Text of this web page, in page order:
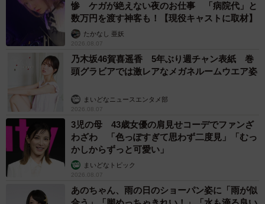
惨 ケガが絶えない夜のお仕事 「病院代」と
数万円を渡す神客も！【現役キャストに取材】
たかなし 亜妖
2026.08.07
乃木坂46賀喜遥香 5年ぶり週チャン表紙 巻
頭グラビアでは激レアなメガネルームウエア姿
まいどなニュースエンタメ部
2026.08.07
3児の母 43歳女優の肩見せコーデでファンざ
わざわ 「色っぽすぎて思わず二度見」「むっ
かしからずっと可愛い」
まいどなトピック
2026.08.07
あのちゃん、雨の日のショーパン姿に「雨が似